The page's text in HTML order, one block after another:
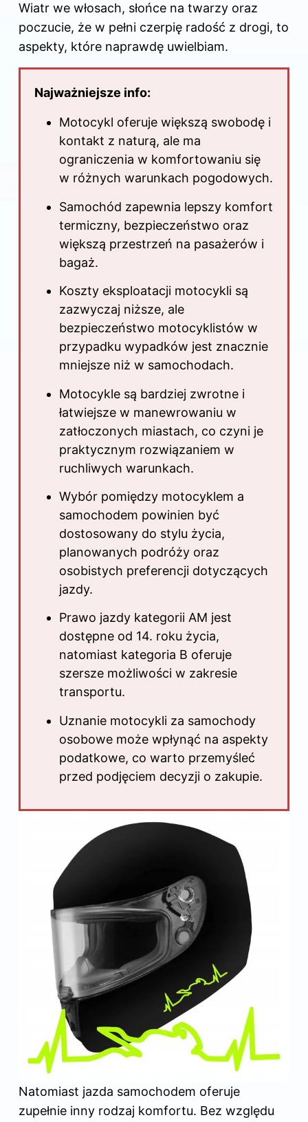
Wiatr we włosach, słońce na twarzy oraz
poczucie, że w pełni czerpię radość z drogi, to
aspekty, które naprawdę uwielbiam.
Najważniejsze info:
Motocykl oferuje większą swobodę i
kontakt z naturą, ale ma
ograniczenia w komfortowaniu się
w różnych warunkach pogodowych.
Samochód zapewnia lepszy komfort
termiczny, bezpieczeństwo oraz
większą przestrzeń na pasażerów i
bagaż.
Koszty eksploatacji motocykli są
zazwyczaj niższe, ale
bezpieczeństwo motocyklistów w
przypadku wypadków jest znacznie
mniejsze niż w samochodach.
Motocykle są bardziej zwrotne i
łatwiejsze w manewrowaniu w
zatłoczonych miastach, co czyni je
praktycznym rozwiązaniem w
ruchliwych warunkach.
Wybór pomiędzy motocyklem a
samochodem powinien być
dostosowany do stylu życia,
planowanych podróży oraz
osobistych preferencji dotyczących
jazdy.
Prawo jazdy kategorii AM jest
dostępne od 14. roku życia,
natomiast kategoria B oferuje
szersze możliwości w zakresie
transportu.
Uznanie motocykli za samochody
osobowe może wpłynąć na aspekty
podatkowe, co warto przemyśleć
przed podjęciem decyzji o zakupie.
Natomiast jazda samochodem oferuje
zupełnie inny rodzaj komfortu. Bez względu